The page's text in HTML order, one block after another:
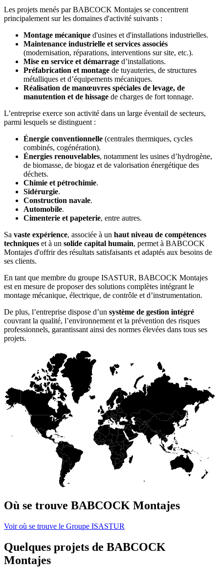
Les projets menés par BABCOCK Montajes se concentrent
principalement sur les domaines d'activité suivants :
Montage mécanique d'usines et d'installations industrielles.
Maintenance industrielle et services associés
(modernisation, réparations, interventions sur site, etc.).
Mise en service et démarrage d’installations.
Préfabrication et montage de tuyauteries, de structures
métalliques et d’équipements mécaniques.
Réalisation de manœuvres spéciales de levage, de
manutention et de hissage de charges de fort tonnage.
L’entreprise exerce son activité dans un large éventail de secteurs,
parmi lesquels se distinguent :
Énergie conventionnelle (centrales thermiques, cycles
combinés, cogénération).
Énergies renouvelables, notamment les usines d’hydrogène,
de biomasse, de biogaz et de valorisation énergétique des
déchets.
Chimie et pétrochimie.
Sidérurgie.
Construction navale.
Automobile.
Cimenterie et papeterie, entre autres.
Sa vaste expérience, associée à un haut niveau de compétences
techniques et à un solide capital humain, permet à BABCOCK
Montajes d'offrir des résultats satisfaisants et adaptés aux besoins de
ses clients.
En tant que membre du groupe ISASTUR, BABCOCK Montajes
est en mesure de proposer des solutions complètes intégrant le
montage mécanique, électrique, de contrôle et d’instrumentation.
De plus, l’entreprise dispose d’un système de gestion intégré
couvrant la qualité, l’environnement et la prévention des risques
professionnels, garantissant ainsi des normes élevées dans tous ses
projets.
Où se trouve BABCOCK Montajes
Voir où se trouve le Groupe ISASTUR
Quelques projets de BABCOCK
Montajes